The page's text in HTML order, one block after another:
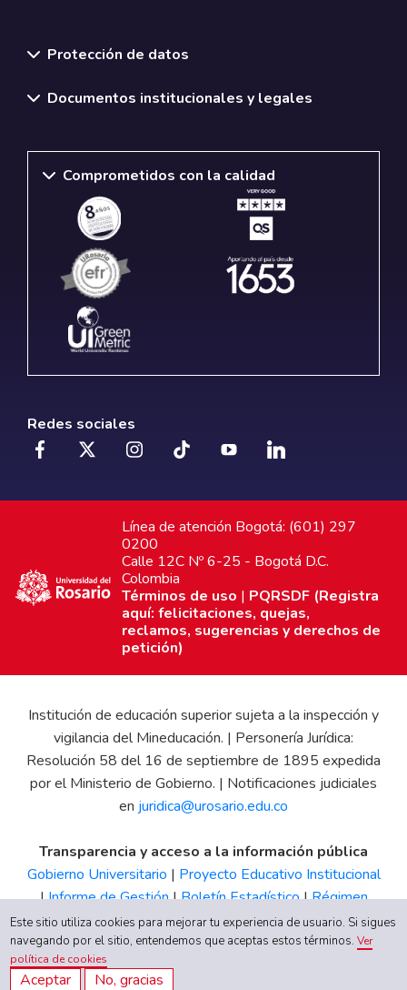
Protección de datos
Documentos institucionales y legales
Comprometidos con la calidad
Redes sociales
Línea de atención Bogotá: (601) 297
0200
Calle 12C Nº 6-25 - Bogotá D.C.
Colombia
Términos de uso | PQRSDF (Registra
aquí: felicitaciones, quejas,
reclamos, sugerencias y derechos de
petición)
Institución de educación superior sujeta a la inspección y
vigilancia del Mineducación. | Personería Jurídica:
Resolución 58 del 16 de septiembre de 1895 expedida
por el Ministerio de Gobierno. | Notificaciones judiciales
en juridica@urosario.edu.co
Transparencia y acceso a la información pública
Gobierno Universitario | Proyecto Educativo Institucional
|Informe de Gestión|Boletín Estadístico|Régimen
Tributario|Estados Financieros |Código de Ética| Canal
de Integridad UR
Este sitio utiliza cookies para mejorar tu experiencia de usuario. Si sigues
navegando por el sitio, entendemos que aceptas estos términos.Ver
política de cookies
Aceptar No, gracias